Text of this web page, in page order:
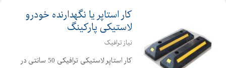
کار استاپر یا نگهدارنده خودرو
لاستیکی پارکینگ
نیاز ترافیک
کار استاپر لاستیکی ترافیکی 50 سانتی در